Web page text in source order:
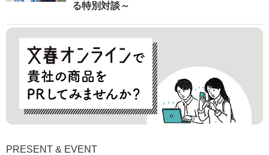
る特別対談～
PRESENT & EVENT